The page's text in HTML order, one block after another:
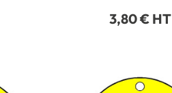
2601S
3,80 € HT